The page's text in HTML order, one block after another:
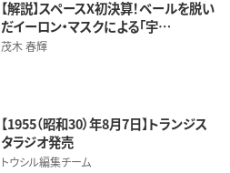
【解説】スペースX初決算！ベールを脱い
だイーロン・マスクによる「宇…
茂木 春輝
【1955（昭和30）年8月7日】トランジス
タラジオ発売
トウシル編集チーム